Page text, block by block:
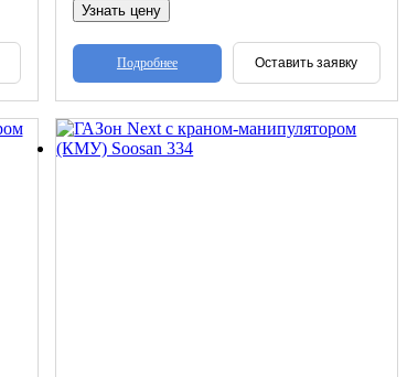
Узнать цену
Подробнее Оставить заявку